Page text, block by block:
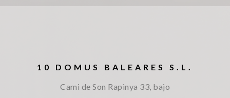
10 DOMUS BALEARES S.L.
Cami de Son Rapinya 33, bajo